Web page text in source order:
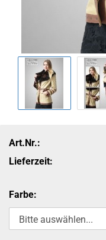
Art.Nr.:
Lieferzeit:
Farbe: